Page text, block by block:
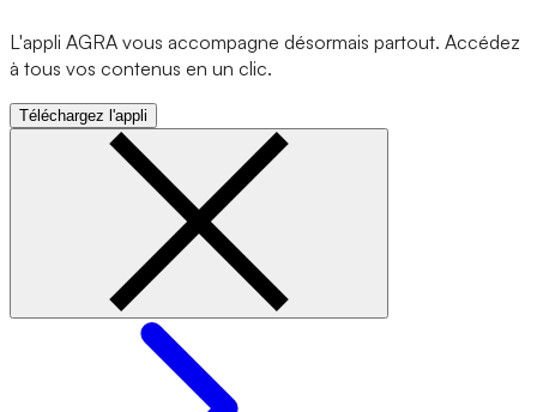
L'appli AGRA vous accompagne désormais partout. Accédez
à tous vos contenus en un clic.
Téléchargez l'appli